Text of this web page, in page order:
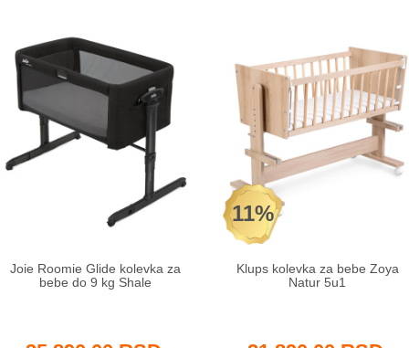
Joie Roomie Glide kolevka za
bebe do 9 kg Shale
11%
Klups kolevka za bebe Zoya
Natur 5u1